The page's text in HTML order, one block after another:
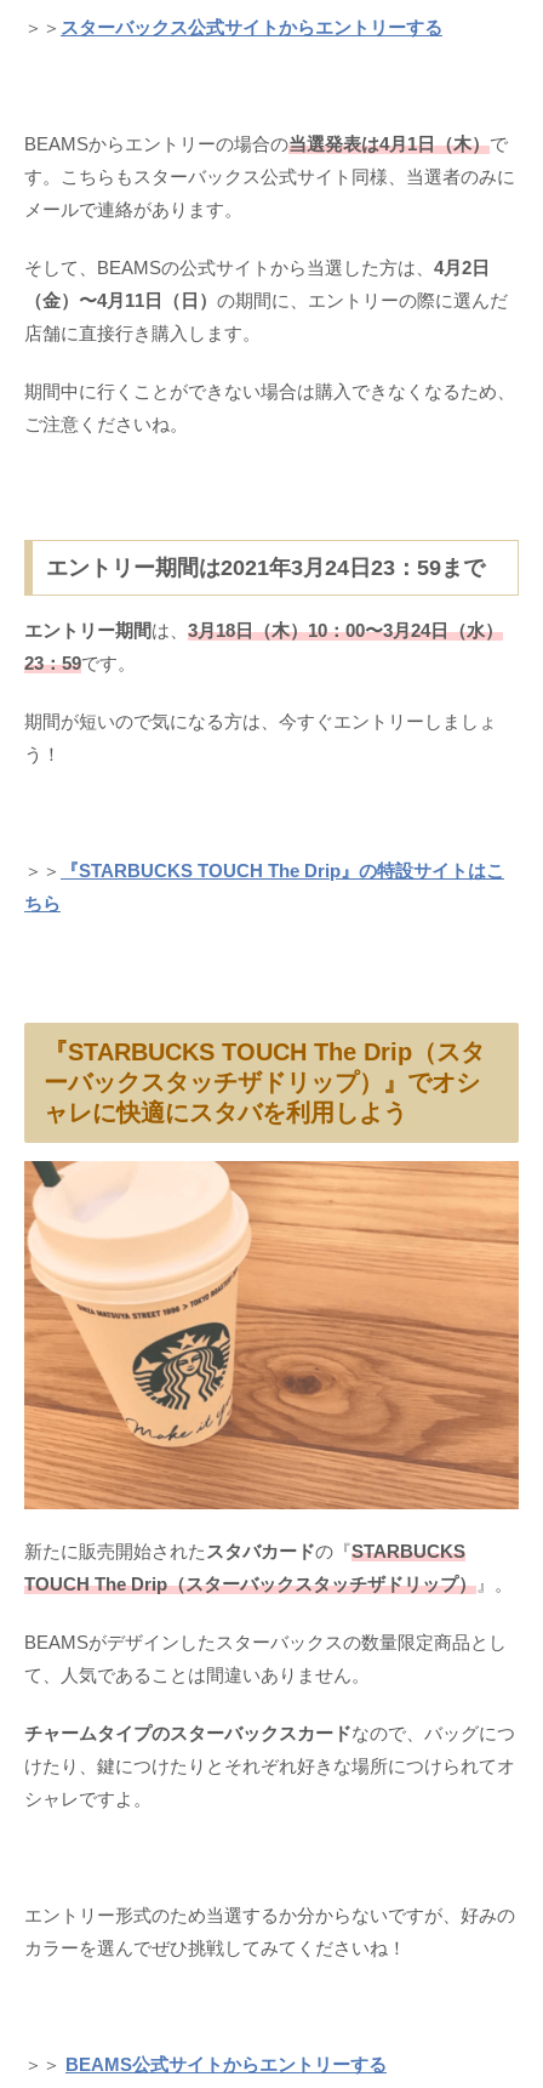
＞＞ スターバックス公式サイトからエントリーする
BEAMSからエントリーの場合の当選発表は4月1日（木）で
す。こちらもスターバックス公式サイト同様、当選者のみに
メールで連絡があります。
そして、BEAMSの公式サイトから当選した方は、 4月2日
（金）〜4月11日（日） の期間に、エントリーの際に選んだ
店舗に直接行き購入します。
期間中に行くことができない場合は購入できなくなるため、
ご注意くださいね。
エントリー期間は2021年3月24日23：59まで
エントリー期間は、 3月18日（木）10：00〜3月24日（水）
23：59です。
期間が短いので気になる方は、今すぐエントリーしましょ
う！
＞＞
『STARBUCKS TOUCH The Drip』の特設サイトはこ
ちら
『STARBUCKS TOUCH The Drip（スタ
ーバックスタッチザドリップ）』でオシ
ャレに快適にスタバを利用しよう
新たに販売開始された スタバカードの『STARBUCKS
TOUCH The Drip（スターバックスタッチザドリップ） 』。
BEAMSがデザインしたスターバックスの数量限定商品とし
て、人気であることは間違いありません。
チャームタイプのスターバックスカードなので、バッグにつ
けたり、鍵につけたりとそれぞれ好きな場所につけられてオ
シャレですよ。
エントリー形式のため当選するか分からないですが、好みの
カラーを選んでぜひ挑戦してみてくださいね！
＞＞ BEAMS公式サイトからエントリーする